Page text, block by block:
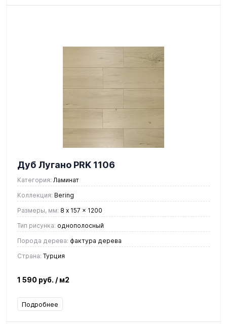
Дуб Лугано PRK 1106
Категория: Ламинат
Коллекция: Bering
Размеры, мм: 8 x 157 x 1200
Тип рисунка: однополосный
Порода дерева: фактура дерева
Страна: Турция
1 590 руб. / м2
Подробнее